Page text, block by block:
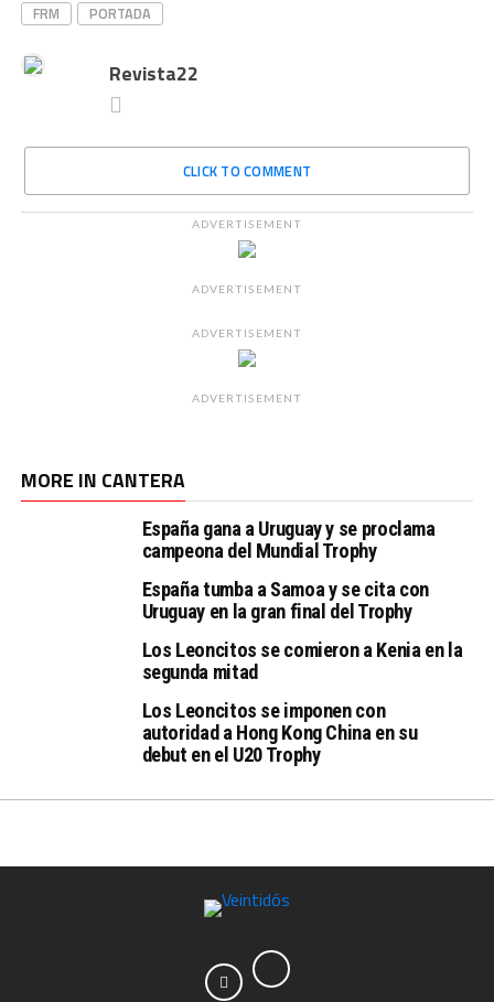
FRM
PORTADA
Revista22
CLICK TO COMMENT
ADVERTISEMENT
ADVERTISEMENT
ADVERTISEMENT
ADVERTISEMENT
MORE IN CANTERA
España gana a Uruguay y se proclama
campeona del Mundial Trophy
España tumba a Samoa y se cita con
Uruguay en la gran final del Trophy
Los Leoncitos se comieron a Kenia en la
segunda mitad
Los Leoncitos se imponen con
autoridad a Hong Kong China en su
debut en el U20 Trophy